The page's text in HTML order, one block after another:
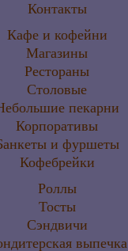
Контакты
Кафе и кофейни
Магазины
Рестораны
Столовые
пекарни
Корпоративы
и фуршеты
Кофебрейки
Роллы
Тосты
Сэндвичи
выпечка